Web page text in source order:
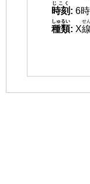
時刻
じこく
: 6
種類
しゅるい
: X線
せ